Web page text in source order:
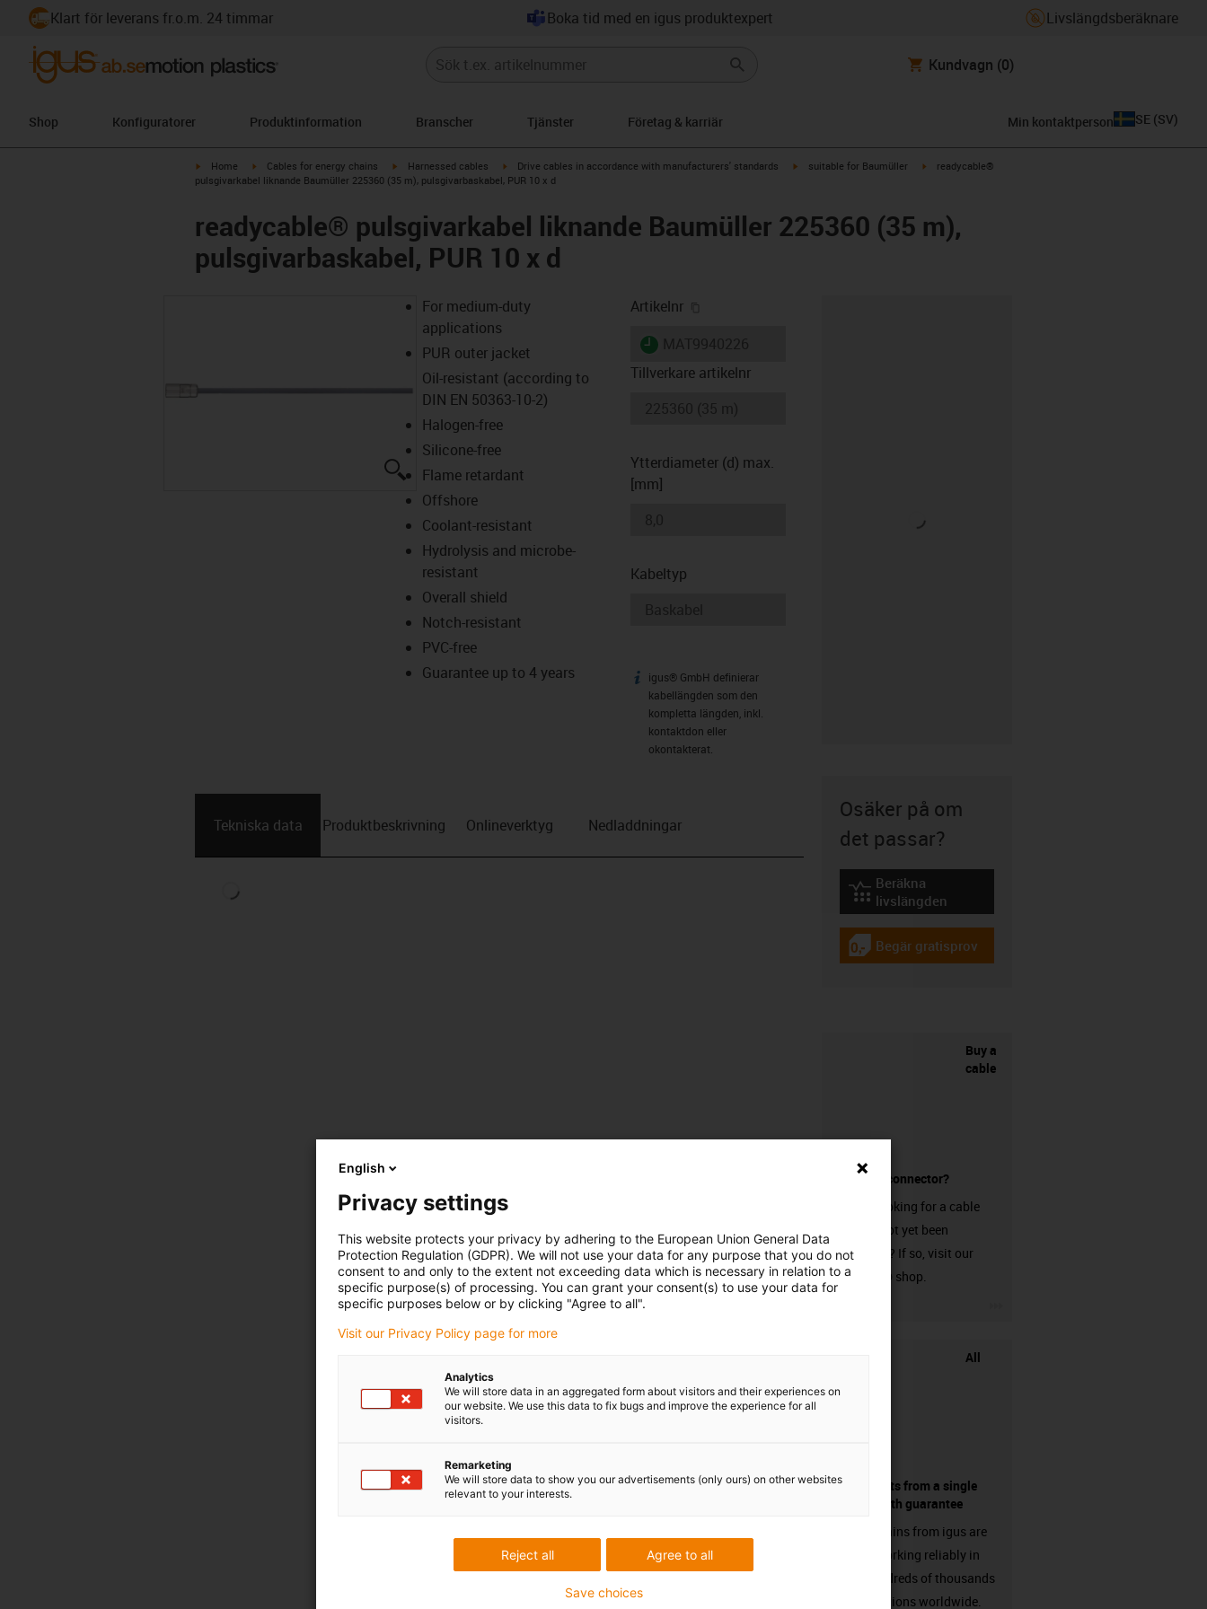
Klart för leverans fr.o.m. 24 timmar Boka tid med en igus produktexpert Livslängdsberäknare
Kundvagn (0)
Shop Konfiguratorer Produktinformation Branscher Tjänster Företag & karriär Min kontaktperson SE (SV)
igus-icon-arrow-right
Home igus-icon-arrow-right
Cables for energy chains igus-icon-arrow-right
Harnessed cables igus-icon-arrow-right
Drive cables in accordance with manufacturers' standards igus-icon-arrow-right
suitable for Baumüller igus-icon-arrow-right
readycable®
pulsgivarkabel liknande Baumüller 225360 (35 m), pulsgivarbaskabel, PUR 10 x d
readycable® pulsgivarkabel liknande Baumüller 225360 (35 m),
pulsgivarbaskabel, PUR 10 x d
igus-icon-lupe
For medium-duty
applications
PUR outer jacket
Oil-resistant (according to
DIN EN 50363-10-2)
Halogen-free
Silicone-free
Flame retardant
Offshore
Coolant-resistant
Hydrolysis and microbe-
resistant
Overall shield
Notch-resistant
PVC-free
Guarantee up to 4 years
Artikelnr
igus-icon-lieferzeit
Tillverkare artikelnr
Ytterdiameter (d) max.
[mm]
Kabeltyp
igus-icon-info
igus® GmbH definierar
kabellängden som den
kompletta längden, inkl.
kontaktdon eller
okontakterat.
Tekniska data Produktbeskrivning Onlineverktyg Nedladdningar
Osäker på om
det passar?
igus-icon-lebensdauerrechner
Beräkna
livslängden
igus-icon-gratismuster
Begär gratisprov
Buy a
cable
without a connector?
Are you looking for a cable
that has not yet been
harnessed? If so, visit our
chainflex® shop.
All
components from a single
source - with guarantee
Energy chains from igus are
already working reliably in
many hundreds of thousands
of applications worldwide.
English
Privacy settings
This website protects your privacy by adhering to the European Union General Data
Protection Regulation (GDPR). We will not use your data for any purpose that you do not
consent to and only to the extent not exceeding data which is necessary in relation to a
specific purpose(s) of processing. You can grant your consent(s) to use your data for
specific purposes below or by clicking "Agree to all".
Visit our Privacy Policy page for more
Analytics
We will store data in an aggregated form about visitors and their experiences on
our website. We use this data to fix bugs and improve the experience for all
visitors.
Remarketing
We will store data to show you our advertisements (only ours) on other websites
relevant to your interests.
Agree to all
Reject all
Save choices